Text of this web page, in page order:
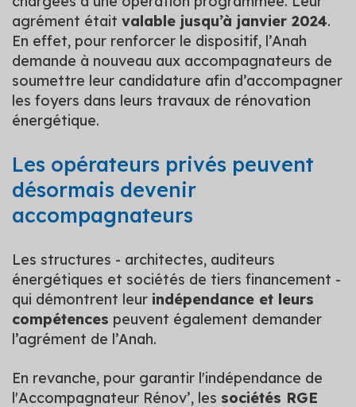
agrément était valable jusqu’à janvier 2024.
En effet, pour renforcer le dispositif, l’Anah
demande à nouveau aux accompagnateurs de
soumettre leur candidature afin d’accompagner
les foyers dans leurs travaux de rénovation
énergétique.
Les opérateurs privés peuvent
désormais devenir
accompagnateurs
Les structures - architectes, auditeurs
énergétiques et sociétés de tiers financement -
qui démontrent leur indépendance et leurs
compétences peuvent également demander
l’agrément de l’Anah.
En revanche, pour garantir l'indépendance de
l'Accompagnateur Rénov’, les sociétés RGE